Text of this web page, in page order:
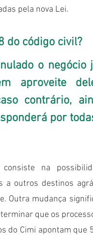
pela nova Lei.
do código civil?
o
aproveite
contrário,
por
consiste na
a outros destinos
Outra mudança
que os
do Cimi apontam